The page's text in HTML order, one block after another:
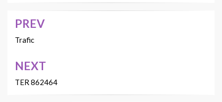
Navigation
de
l’article
PREV
Trafic
NEXT
TER 862464